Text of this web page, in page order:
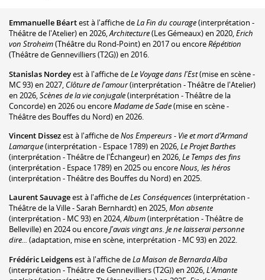
Emmanuelle Béartest à l'affiche deLa Fin du courage(interprétation -
Théâtre de l'Atelier) en 2026,Architecture(Les Gémeaux) en 2020,Erich
von Stroheim(Théâtre du Rond-Point) en 2017 ou encoreRépétition
(Théâtre de Gennevilliers (T2G)) en 2016.
Stanislas Nordeyest à l'affiche deLe Voyage dans l'Est(mise en scène -
MC 93) en 2027, Clôture de l'amour(interprétation - Théâtre de l'Atelier)
en 2026,Scènes de la vie conjugale(interprétation - Théâtre de la
Concorde) en 2026 ou encoreMadame de Sade(mise en scène -
Théâtre des Bouffes du Nord) en 2026.
Vincent Dissezest à l'affiche deNos Empereurs - Vie et mort d’Armand
Lamarque(interprétation - Espace 1789) en 2026,Le Projet Barthes
(interprétation - Théâtre de l'Échangeur) en 2026,Le Temps des fins
(interprétation - Espace 1789) en 2025 ou encoreNous, les héros
(interprétation - Théâtre des Bouffes du Nord) en 2025.
Laurent Sauvageest à l'affiche deLes Conséquences(interprétation -
Théâtre de la Ville - Sarah Bernhardt) en 2025,Mon absente
(interprétation - MC 93) en 2024,Album(interprétation - Théâtre de
Belleville) en 2024 ou encoreJ'avais vingt ans. Je ne laisserai personne
dire... (adaptation, mise en scène, interprétation - MC 93) en 2022.
Frédéric Leidgensest à l'affiche deLa Maison de Bernarda Alba
(interprétation - Théâtre de Gennevilliers (T2G)) en 2026,L'Amante